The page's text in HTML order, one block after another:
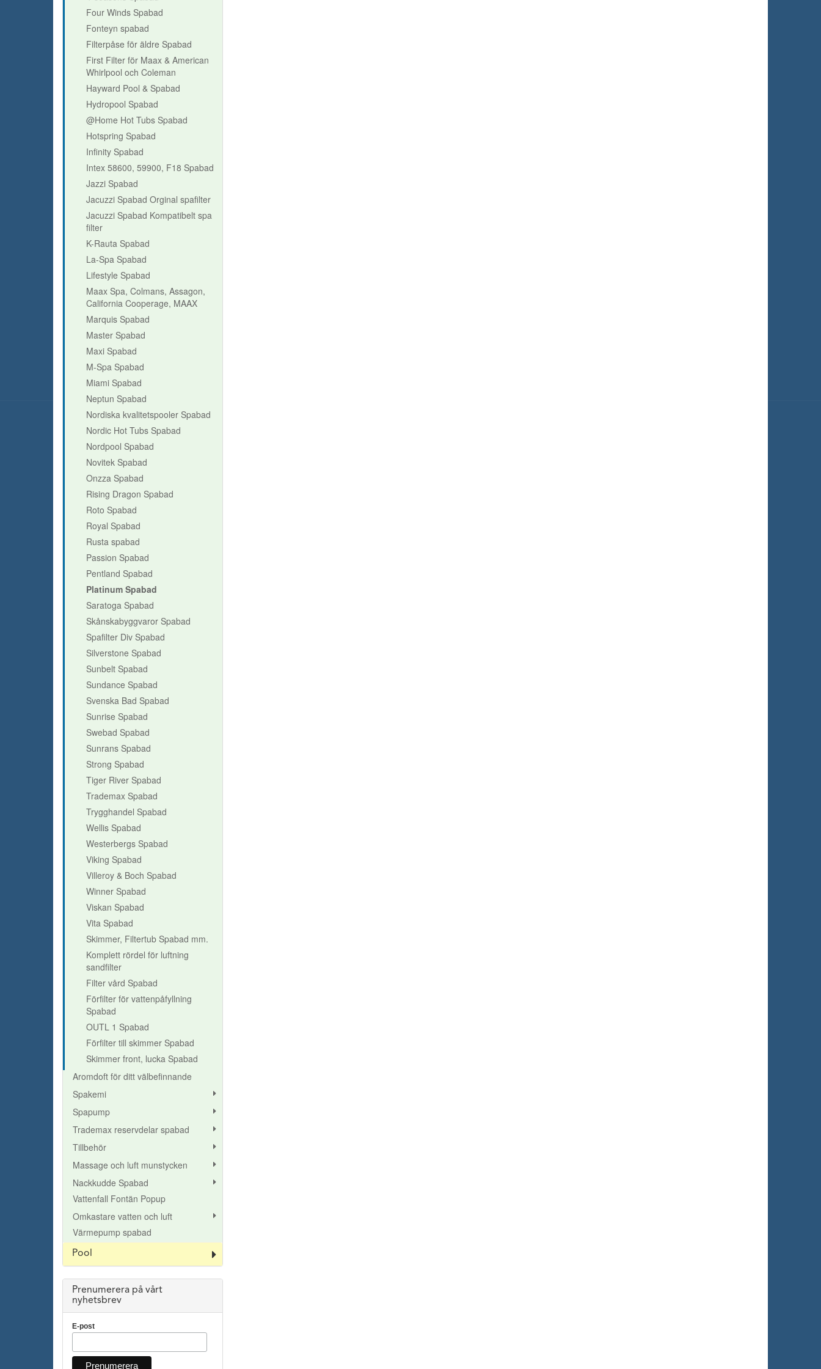
Four Winds Spabad
Fonteyn spabad
Filterpåse för äldre Spabad
First Filter för Maax & American
Whirlpool och Coleman
Hayward Pool & Spabad
Hydropool Spabad
@Home Hot Tubs Spabad
Hotspring Spabad
Infinity Spabad
Intex 58600, 59900, F18 Spabad
Jazzi Spabad
Jacuzzi Spabad Orginal spafilter
Jacuzzi Spabad Kompatibelt spa
filter
K-Rauta Spabad
La-Spa Spabad
Lifestyle Spabad
Maax Spa, Colmans, Assagon,
California Cooperage, MAAX
Marquis Spabad
Master Spabad
Maxi Spabad
M-Spa Spabad
Miami Spabad
Neptun Spabad
Nordiska kvalitetspooler Spabad
Nordic Hot Tubs Spabad
Nordpool Spabad
Novitek Spabad
Onzza Spabad
Rising Dragon Spabad
Roto Spabad
Royal Spabad
Rusta spabad
Passion Spabad
Pentland Spabad
Platinum Spabad
Saratoga Spabad
Skånskabyggvaror Spabad
Spafilter Div Spabad
Silverstone Spabad
Sunbelt Spabad
Sundance Spabad
Svenska Bad Spabad
Sunrise Spabad
Swebad Spabad
Sunrans Spabad
Strong Spabad
Tiger River Spabad
Trademax Spabad
Trygghandel Spabad
Wellis Spabad
Westerbergs Spabad
Viking Spabad
Villeroy & Boch Spabad
Winner Spabad
Viskan Spabad
Vita Spabad
Skimmer, Filtertub Spabad mm.
Komplett rördel för luftning
sandfilter
Filter vård Spabad
Förfilter för vattenpåfyllning
Spabad
OUTL 1 Spabad
Förfilter till skimmer Spabad
Skimmer front, lucka Spabad
Aromdoft för ditt välbefinnande
Spakemi
Spapump
Trademax reservdelar spabad
Tillbehör
Massage och luft munstycken
Nackkudde Spabad
Vattenfall Fontän Popup
Omkastare vatten och luft
Värmepump spabad
Pool
Prenumerera på vårt
nyhetsbrev
E-post